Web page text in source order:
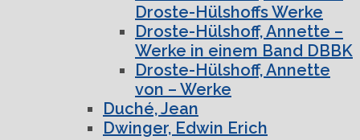
Droste-Hülshoffs Werke
Droste-Hülshoff, Annette –
Werke in einem Band DBBK
Droste-Hülshoff, Annette
von – Werke
Duché, Jean
Dwinger, Edwin Erich